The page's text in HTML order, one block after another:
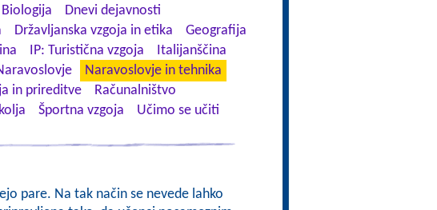
Biologija
Dnevi dejavnosti
Državljanska vzgoja in etika
Geografija
IP: Turistična vzgoja
Italijanščina
Naravoslovje in tehnika
in prireditve
Računalništvo
Športna vzgoja
Učimo se učiti
pare. Na tak način se nevede lahko